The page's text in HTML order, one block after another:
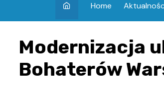
Home
Modernizacja
Bohaterów